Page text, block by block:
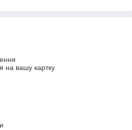
на вашу картку